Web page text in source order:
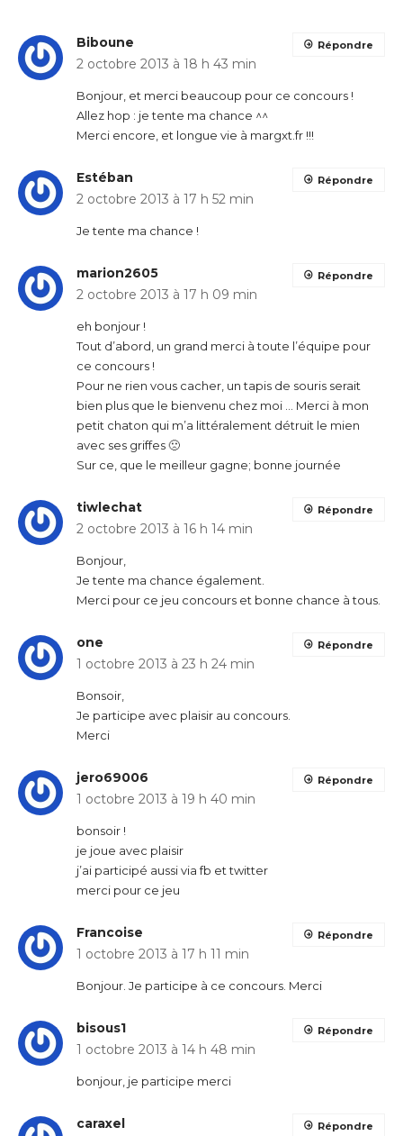
Biboune
2 octobre 2013 à 18 h 43 min
Bonjour, et merci beaucoup pour ce concours !
Allez hop : je tente ma chance ^^
Merci encore, et longue vie à margxt.fr !!!
Répondre
Estéban
2 octobre 2013 à 17 h 52 min
Je tente ma chance !
Répondre
marion2605
2 octobre 2013 à 17 h 09 min
eh bonjour !
Tout d’abord, un grand merci à toute l’équipe pour
ce concours !
Pour ne rien vous cacher, un tapis de souris serait
bien plus que le bienvenu chez moi … Merci à mon
petit chaton qui m’a littéralement détruit le mien
avec ses griffes 🙁
Sur ce, que le meilleur gagne; bonne journée
Répondre
tiwlechat
2 octobre 2013 à 16 h 14 min
Bonjour,
Je tente ma chance également.
Merci pour ce jeu concours et bonne chance à tous.
Répondre
one
1 octobre 2013 à 23 h 24 min
Bonsoir,
Je participe avec plaisir au concours.
Merci
Répondre
jero69006
1 octobre 2013 à 19 h 40 min
bonsoir !
je joue avec plaisir
j’ai participé aussi via fb et twitter
merci pour ce jeu
Répondre
Francoise
1 octobre 2013 à 17 h 11 min
Bonjour. Je participe à ce concours. Merci
Répondre
bisous1
1 octobre 2013 à 14 h 48 min
bonjour, je participe merci
Répondre
caraxel Répondre